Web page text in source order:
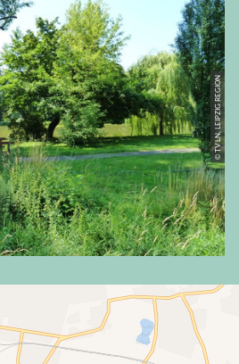
© TV LN, LEIPZIG REGION